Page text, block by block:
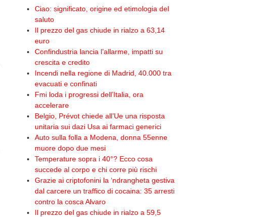
Ciao: significato, origine ed etimologia del
saluto
Il prezzo del gas chiude in rialzo a 63,14
euro
Confindustria lancia l’allarme, impatti su
crescita e credito
Incendi nella regione di Madrid, 40.000 tra
evacuati e confinati
Fmi loda i progressi dell’Italia, ora
accelerare
Belgio, Prévot chiede all’Ue una risposta
unitaria sui dazi Usa ai farmaci generici
Auto sulla folla a Modena, donna 55enne
muore dopo due mesi
Temperature sopra i 40°? Ecco cosa
succede al corpo e chi corre più rischi
Grazie ai criptofonini la ‘ndrangheta gestiva
dal carcere un traffico di cocaina: 35 arresti
contro la cosca Alvaro
Il prezzo del gas chiude in rialzo a 59,5